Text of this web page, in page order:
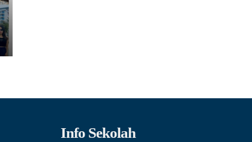
Info Sekolah